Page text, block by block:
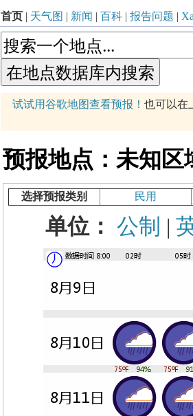
首页 | 天气图 | 新闻 | 百科 | 报告问题 |
试试用谷歌地图查看预报！ 也可以在
预报地点：未知区
选择预报类别 民用
单位： 公制 |